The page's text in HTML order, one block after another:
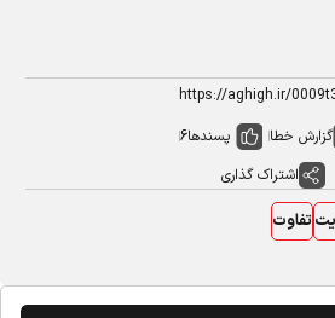
خطا پسندها6
اشتراک گذاری
تفاوت